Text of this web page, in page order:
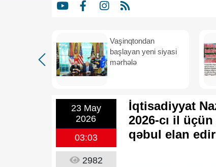
Vaşinqtondan
başlayan yeni siyasi
mərhələ
23 May
2026
03:03
2982
İqtisadiyyat
2026-cı il
qəbul elan edir